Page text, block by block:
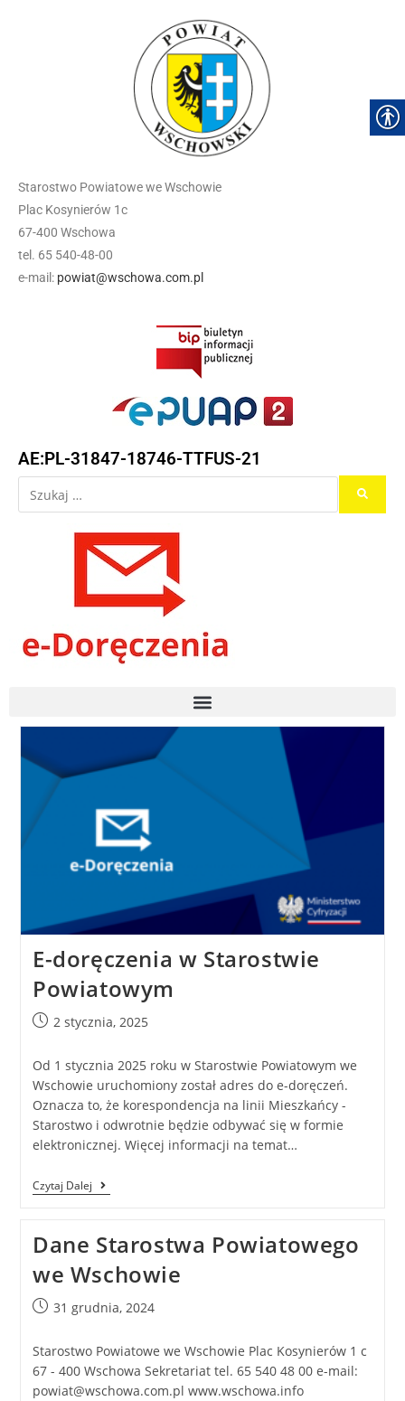
Starostwo Powiatowe we Wschowie
Plac Kosynierów 1c
67-400 Wschowa
tel. 65 540-48-00
e-mail: powiat@wschowa.com.pl
AE:PL-31847-18746-TTFUS-21
E-doręczenia w Starostwie
Powiatowym
2 stycznia, 2025
Od 1 stycznia 2025 roku w Starostwie Powiatowym we
Wschowie uruchomiony został adres do e-doręczeń.
Oznacza to, że korespondencja na linii Mieszkańcy -
Starostwo i odwrotnie będzie odbywać się w formie
elektronicznej. Więcej informacji na temat…
Czytaj Dalej
Dane Starostwa Powiatowego
we Wschowie
31 grudnia, 2024
Starostwo Powiatowe we Wschowie Plac Kosynierów 1 c
67 - 400 Wschowa Sekretariat tel. 65 540 48 00 e-mail:
powiat@wschowa.com.pl www.wschowa.info